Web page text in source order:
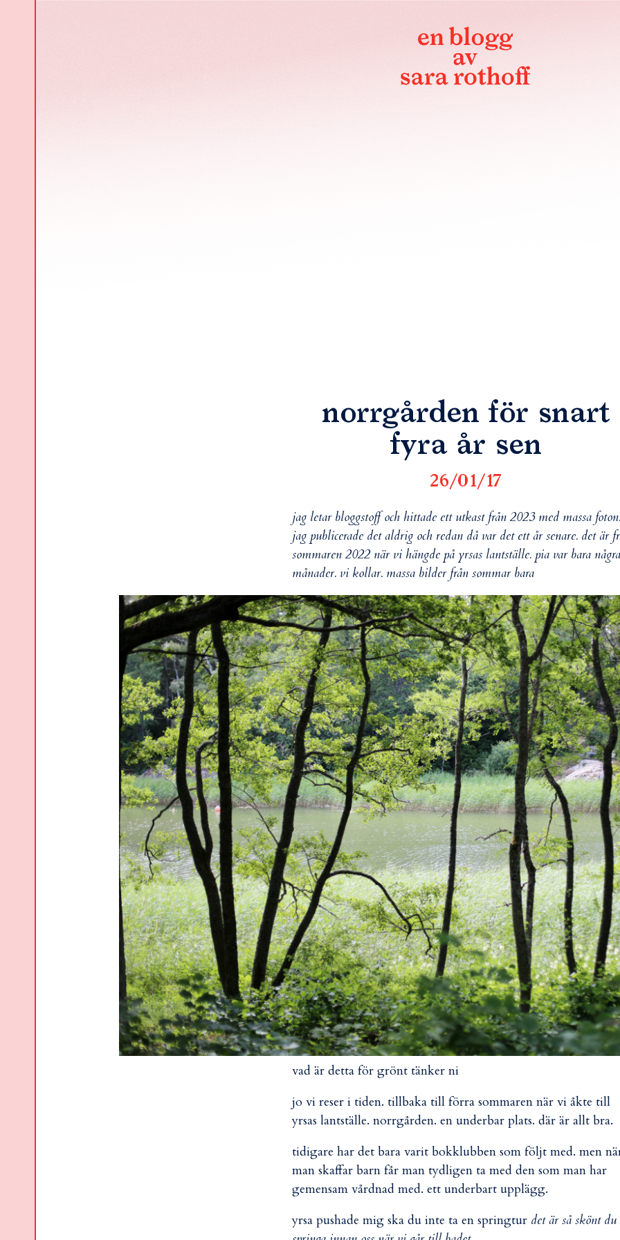
norrgården för snart
fyra år sen
26/01/17
jag letar bloggstoff och hittade ett utkast från 2023 med massa foton.
jag publicerade det aldrig och redan då var det ett år senare. det är
sommaren 2022 när vi hängde på yrsas lantställe. pia var bara några
månader. vi kollar. massa bilder från sommar bara
vad är detta för grönt tänker ni
jo vi reser i tiden. tillbaka till förra sommaren när vi åkte till
yrsas lantställe. norrgården. en underbar plats. där är allt bra.
tidigare har det bara varit bokklubben som följt med. men
man skaffar barn får man tydligen ta med den som man har
gemensam vårdnad med. ett underbart upplägg.
yrsa pushade mig ska du inte ta en springtur det är så skönt